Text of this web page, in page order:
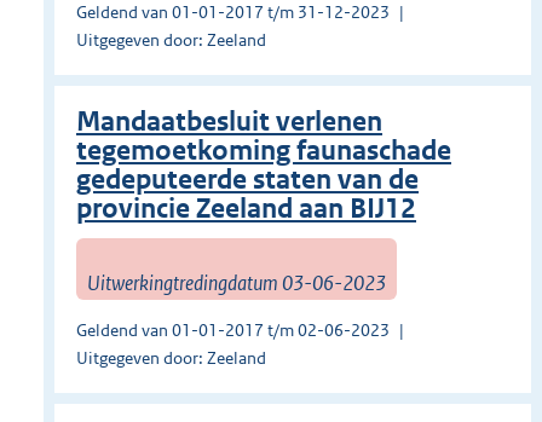
Geldend van 01-01-2017 t/m 31-12-2023
Uitgegeven door: Zeeland
Mandaatbesluit verlenen
tegemoetkoming faunaschade
gedeputeerde staten van de
provincie Zeeland aan BIJ12
Uitwerkingtredingdatum 03-06-2023
Geldend van 01-01-2017 t/m 02-06-2023
Uitgegeven door: Zeeland